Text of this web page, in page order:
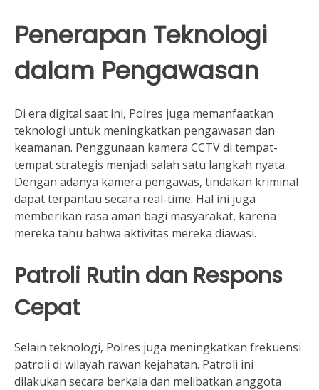
Penerapan Teknologi
dalam Pengawasan
Di era digital saat ini, Polres juga memanfaatkan
teknologi untuk meningkatkan pengawasan dan
keamanan. Penggunaan kamera CCTV di tempat-
tempat strategis menjadi salah satu langkah nyata.
Dengan adanya kamera pengawas, tindakan kriminal
dapat terpantau secara real-time. Hal ini juga
memberikan rasa aman bagi masyarakat, karena
mereka tahu bahwa aktivitas mereka diawasi.
Patroli Rutin dan Respons
Cepat
Selain teknologi, Polres juga meningkatkan frekuensi
patroli di wilayah rawan kejahatan. Patroli ini
dilakukan secara berkala dan melibatkan anggota